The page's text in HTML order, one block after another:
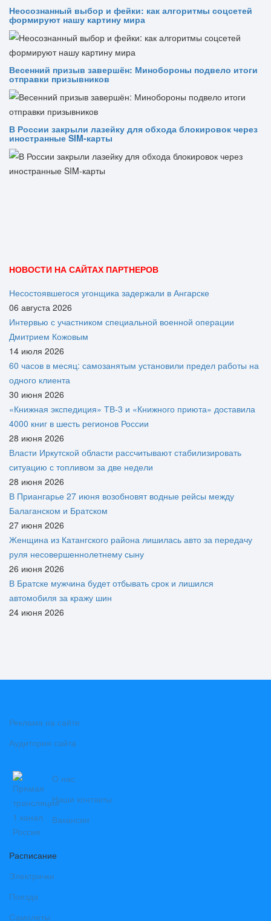
Неосознанный выбор и фейки: как алгоритмы соцсетей
формируют нашу картину мира
Весенний призыв завершён: Минобороны подвело итоги
отправки призывников
В России закрыли лазейку для обхода блокировок через
иностранные SIM-карты
НОВОСТИ НА САЙТАХ ПАРТНЕРОВ
Несостоявшегося угонщика задержали в Ангарске
06 августа 2026
Интервью с участником специальной военной операции
Дмитрием Кожовым
14 июля 2026
60 часов в месяц: самозанятым установили предел работы на
одного клиента
30 июня 2026
«Книжная экспедиция» ТВ-3 и «Книжного приюта» доставила
4000 книг в шесть регионов России
28 июня 2026
Власти Иркутской области рассчитывают стабилизировать
ситуацию с топливом за две недели
28 июня 2026
В Приангарье 27 июня возобновят водные рейсы между
Балаганском и Братском
27 июня 2026
Женщина из Катангского района лишилась авто за передачу
руля несовершеннолетнему сыну
26 июня 2026
В Братске мужчина будет отбывать срок и лишился
автомобиля за кражу шин
24 июня 2026
Реклама на сайте
Аудитория сайта
О нас
Наши контакты
Вакансии
Расписание
Электрички
Поезда
Самолеты